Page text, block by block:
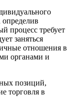
процесс требует
заняться
отношения в
органами и
позиций,
торговля в